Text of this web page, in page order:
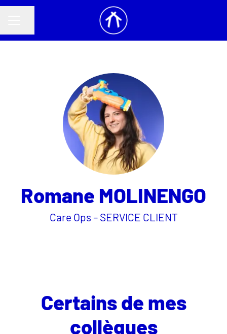
Romane MOLINENGO
Care Ops – SERVICE CLIENT
Certains de mes
collègues